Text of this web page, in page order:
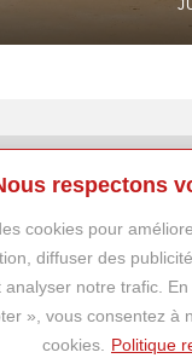
respectons
cookies pour
diffuser des
analyser notre trafic.
», vous consentez à
cookies.
Politique